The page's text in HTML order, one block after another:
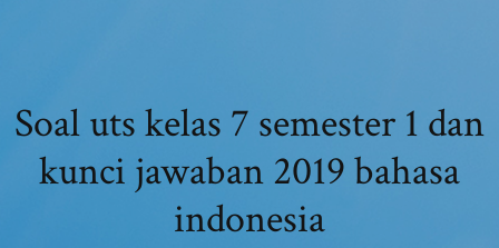
Soal uts kelas 7 semester 1 dan
kunci jawaban 2019 bahasa
indonesia